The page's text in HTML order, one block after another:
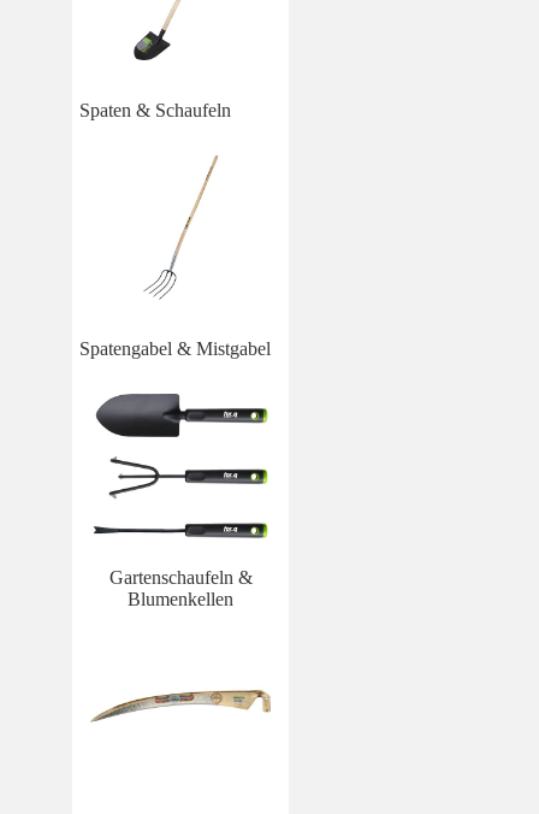
Spaten & Schaufeln
Spatengabel & Mistgabel
Gartenschaufeln &
Blumenkellen